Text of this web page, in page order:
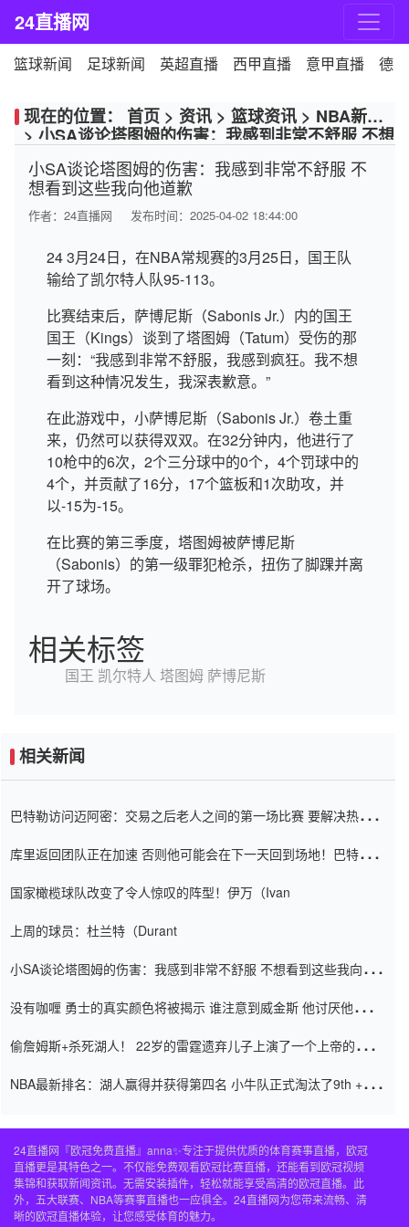
24直播网
篮球新闻 足球新闻 英超直播 西甲直播 意甲直播 德
现在的位置： 首页 > 资讯 > 篮球资讯 > NBA新闻
> 小SA谈论塔图姆的伤害：我感到非常不舒服 不想
小SA谈论塔图姆的伤害：我感到非常不舒服 不
想看到这些我向他道歉
作者： 24直播网 发布时间：2025-04-02 18:44:00
24 3月24日，在NBA常规赛的3月25日，国王队
输给了凯尔特人队95-113。
比赛结束后，萨博尼斯（Sabonis Jr.）内的国王
国王（Kings）谈到了塔图姆（Tatum）受伤的那
一刻：“我感到非常不舒服，我感到疯狂。我不想
看到这种情况发生，我深表歉意。”
在此游戏中，小萨博尼斯（Sabonis Jr.）卷土重
来，仍然可以获得双双。在32分钟内，他进行了
10枪中的6次，2个三分球中的0个，4个罚球中的
4个，并贡献了16分，17个篮板和1次助攻，并
以-15为-15。
在比赛的第三季度，塔图姆被萨博尼斯
（Sabonis）的第一级罪犯枪杀，扭伤了脚踝并离
开了球场。
相关标签
国王 凯尔特人 塔图姆 萨博尼斯
相关新闻
巴特勒访问迈阿密：交易之后老人之间的第一场比赛 要解决热情的
库里返回团队正在加速 否则他可能会在下一天回到场地！巴特勒迈
国家橄榄球队改变了令人惊叹的阵型！伊万（Ivan
上周的球员：杜兰特（Durant
小SA谈论塔图姆的伤害：我感到非常不舒服 不想看到这些我向他
没有咖喱 勇士的真实颜色将被揭示 谁注意到威金斯 他讨厌他的老
偷詹姆斯+杀死湖人！ 22岁的雷霆遗弃儿子上演了一个上帝的剧
NBA最新排名：湖人赢得并获得第四名 小牛队正式淘汰了9th + 76
24直播网『欧冠免费直播』anna✨专注于提供优质的体育赛事直播，欧冠
直播更是其特色之一。不仅能免费观看欧冠比赛直播，还能看到欧冠视频
集锦和获取新闻资讯。无需安装插件，轻松就能享受高清的欧冠直播。此
外，五大联赛、NBA等赛事直播也一应俱全。24直播网为您带来流畅、清
晰的欧冠直播体验，让您感受体育的魅力。